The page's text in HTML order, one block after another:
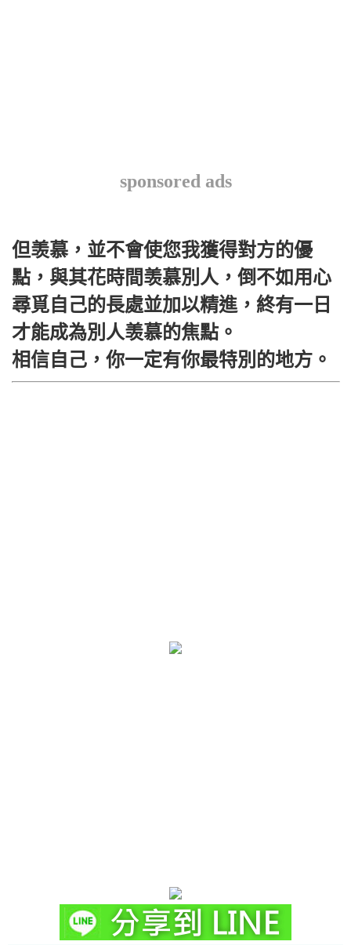
sponsored ads
但羡慕，並不會使您我獲得對方的優
點，與其花時間羡慕別人，倒不如用心
尋覓自己的長處並加以精進，終有一日
才能成為別人羡慕的焦點。
相信自己，你一定有你最特別的地方。